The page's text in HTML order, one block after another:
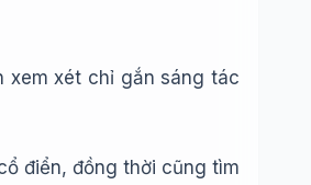
xem xét chỉ gắn sáng tác
điển, đồng thời cũng tìm